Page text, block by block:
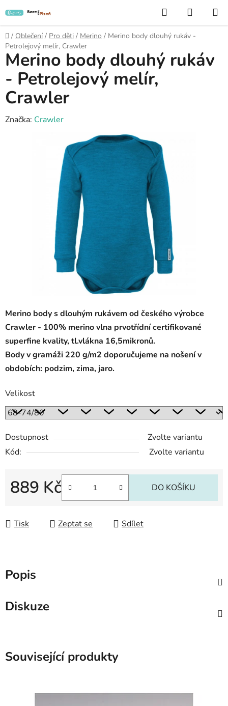
na
obsah
Hledat
KOŠÍK
Domů
/ Oblečení / Pro děti / Merino / Merino body dlouhý rukáv -
Petrolejový melír, Crawler
Merino body s dlouhým rukávem od českého výrobce
Crawler - 100% merino vlna prvotřídní certifikované
superfine kvality, tl.vlákna 16,5mikronů.
Body v gramáži 220 g/m2 doporučujeme na nošení v
obdobích: podzim, zima, jaro.
Velikost
Dostupnost
Zvolte variantu
Kód:
Zvolte variantu
889 Kč DO KOŠÍKU
Tisk Zeptat se Sdílet
Merino body dlouhý rukáv
- Petrolejový melír,
Crawler
Značka: Crawler
Popis
Diskuze
Související produkty